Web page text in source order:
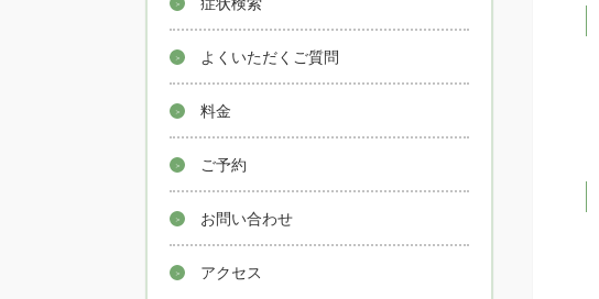
よくいただくご質問
料金
ご予約
お問い合わせ
アクセス